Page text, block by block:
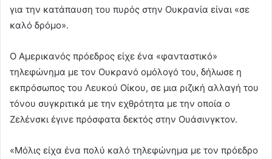
για την κατάπαυση του πυρός στην Ουκρανία είναι «σε
καλό δρόμο».
Ο Αμερικανός πρόεδρος είχε ένα «φανταστικό»
τηλεφώνημα με τον Ουκρανό ομόλογό του, δήλωσε η
εκπρόσωπος του Λευκού Οίκου, σε μια ριζική αλλαγή του
τόνου συγκριτικά με την εχθρότητα με την οποία ο
Ζελένσκι έγινε πρόσφατα δεκτός στην Ουάσινγκτον.
«Μόλις είχα ένα πολύ καλό τηλεφώνημα με τον πρόεδρο